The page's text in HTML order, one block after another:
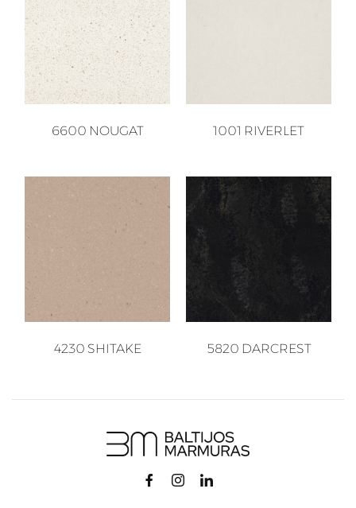
6600 NOUGAT 1001 RIVERLET
4230 SHITAKE 5820 DARCREST